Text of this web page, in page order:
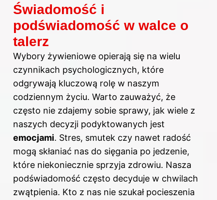
Świadomość i
podświadomość w walce o
talerz
Wybory żywieniowe opierają się na wielu
czynnikach psychologicznych, które
odgrywają kluczową rolę w naszym
codziennym życiu. Warto zauważyć, że
często nie zdajemy sobie sprawy, jak wiele z
naszych decyzji podyktowanych jest
emocjami. Stres, smutek czy nawet radość
mogą skłaniać nas do sięgania po jedzenie,
które niekoniecznie sprzyja zdrowiu. Nasza
podświadomość często decyduje w chwilach
zwątpienia. Kto z nas nie szukał pocieszenia